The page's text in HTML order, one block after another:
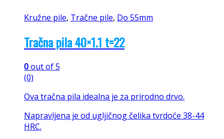
Kružne pile, Tračne pile, Do 55mm
Tračna pila 40×1.1 t=22
0out of 5
(0)
Ova tračna pila idealna je za prirodno drvo.
Napravljena je od ugljičnog čelika tvrdoće 38-44
HRC.